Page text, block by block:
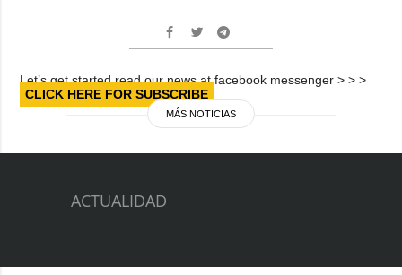
Let’s get started read our news at facebook messenger > > >
CLICK HERE FOR SUBSCRIBE
MÁS NOTICIAS
ACTUALIDAD